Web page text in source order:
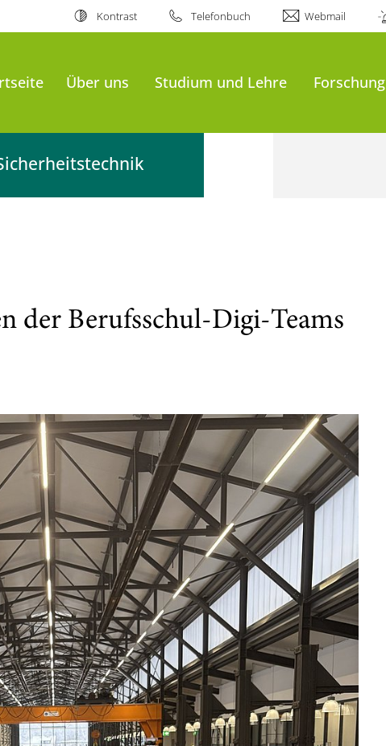
Kontrast Telefonbuch Webmail
Über uns Studium und Lehre Forschung
der Berufsschul-Digi-Teams